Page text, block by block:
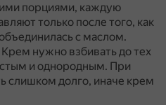
порциями, каждую
только после того, как
с маслом.
Крем нужно взбивать до тех
и однородным. При
слишком долго, иначе крем